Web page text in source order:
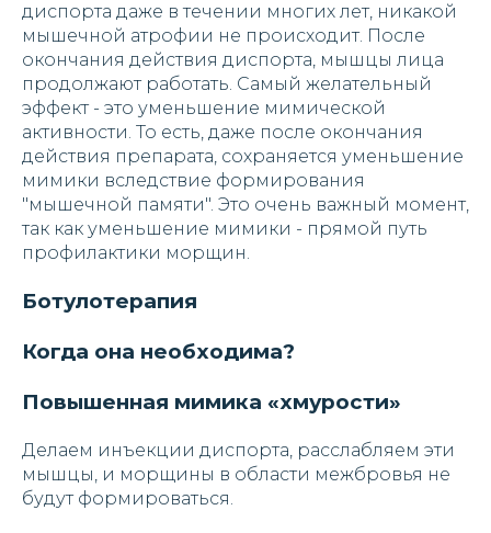
диспорта даже в течении многих лет, никакой
мышечной атрофии не происходит. После
окончания действия диспорта, мышцы лица
продолжают работать. Самый желательный
эффект - это уменьшение мимической
активности. То есть, даже после окончания
действия препарата, сохраняется уменьшение
мимики вследствие формирования
"мышечной памяти". Это очень важный момент,
так как уменьшение мимики - прямой путь
профилактики морщин.
Ботулотерапия
Когда она необходима?
Повышенная мимика «хмурости»
Делаем инъекции диспорта, расслабляем эти
мышцы, и морщины в области межбровья не
будут формироваться.